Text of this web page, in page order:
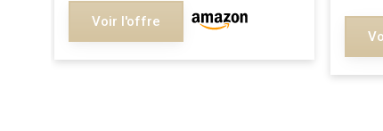
Voir l'offre